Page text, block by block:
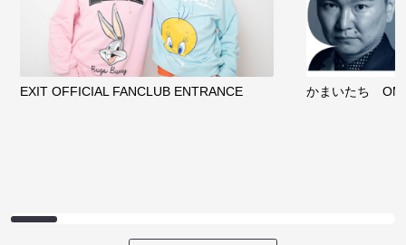
EXIT OFFICIAL FANCLUB ENTRANCE かまいたち